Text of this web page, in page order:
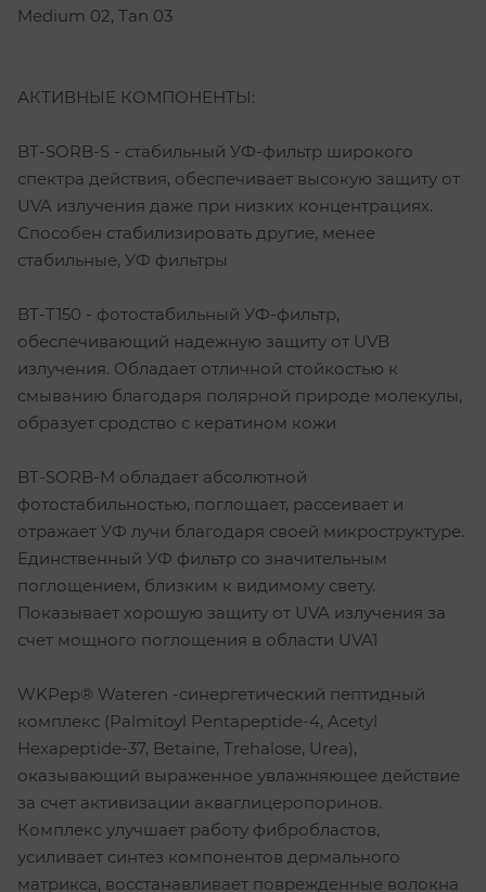
Medium 02, Tan 03
АКТИВНЫЕ КОМПОНЕНТЫ:
BT-SORB-S - стабильный УФ-фильтр широкого
спектра действия, обеспечивает высокую защиту от
UVA излучения даже при низких концентрациях.
Способен стабилизировать другие, менее
стабильные, УФ фильтры
BT-T150 - фотостабильный УФ-фильтр,
обеспечивающий надежную защиту от UVB
излучения. Обладает отличной стойкостью к
смыванию благодаря полярной природе молекулы,
образует сродство с кератином кожи
BT-SORB-M обладает абсолютной
фотостабильностью, поглощает, рассеивает и
отражает УФ лучи благодаря своей микроструктуре.
Единственный УФ фильтр со значительным
поглощением, близким к видимому свету.
Показывает хорошую защиту от UVA излучения за
счет мощного поглощения в области UVA1
WKPep® Wateren -синергетический пептидный
комплекс (Palmitoyl Pentapeptide-4, Acetyl
Hexapeptide-37, Betaine, Trehalose, Urea),
оказывающий выраженное увлажняющее действие
за счет активизации акваглицеропоринов.
Комплекс улучшает работу фибробластов,
усиливает синтез компонентов дермального
матрикса, восстанавливает поврежденные волокна